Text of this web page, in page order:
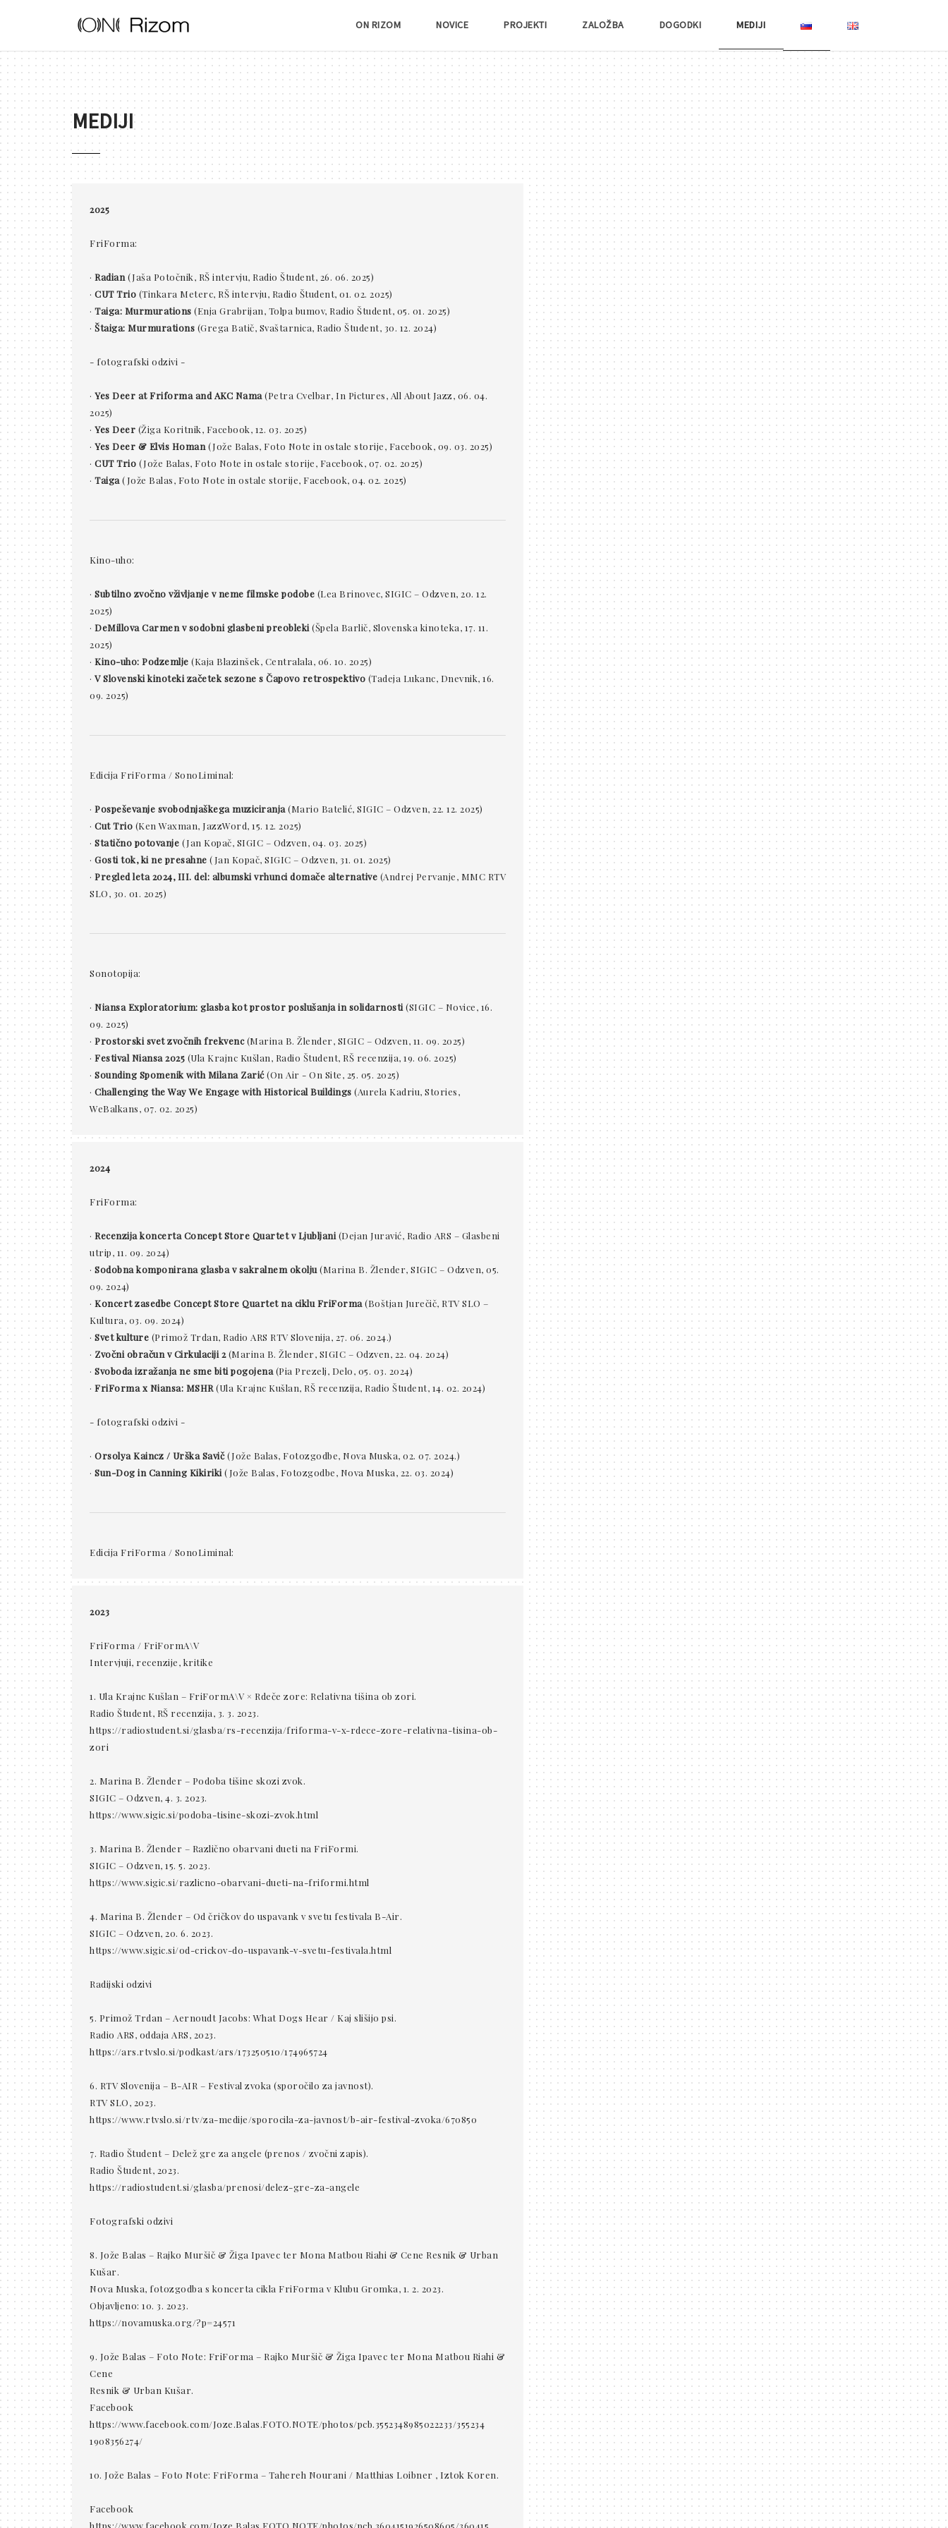
ON RIZOM NOVICE PROJEKTI ZALOŽBA DOGODKI MEDIJI
MEDIJI
2025
FriForma:
· Radian (Jaša Potočnik, RŠ intervju, Radio Študent, 26. 06. 2025)
· CUT Trio (Tinkara Meterc, RŠ intervju, Radio Študent, 01. 02. 2025)
· Taiga: Murmurations (Enja Grabrijan, Tolpa bumov, Radio Študent, 05. 01. 2025)
· Štaiga: Murmurations (Grega Batič, Svaštarnica, Radio Študent, 30. 12. 2024)
- fotografski odzivi -
· Yes Deer at Friforma and AKC Nama(Petra Cvelbar, In Pictures, All About Jazz, 06. 04.
2025)
· Yes Deer (Žiga Koritnik, Facebook, 12. 03. 2025)
· Yes Deer & Elvis Homan (Jože Balas, Foto Note in ostale storije, Facebook, 09. 03. 2025)
· CUT Trio (Jože Balas, Foto Note in ostale storije, Facebook, 07. 02. 2025)
· Taiga(Jože Balas, Foto Note in ostale storije, Facebook, 04. 02. 2025)
Kino-uho:
· Subtilno zvočno vživljanje v neme filmske podobe (Lea Brinovec, SIGIC – Odzven, 20. 12.
2025)
· DeMillova Carmen v sodobni glasbeni preobleki (Špela Barlič, Slovenska kinoteka, 17. 11.
2025)
· Kino-uho: Podzemlje (Kaja Blazinšek, Centralala, 06. 10. 2025)
· V Slovenski kinoteki začetek sezone s Čapovo retrospektivo (Tadeja Lukanc, Dnevnik, 16.
09. 2025)
Edicija FriForma / SonoLiminal:
· Pospeševanje svobodnjaškega muziciranja(Mario Batelić, SIGIC – Odzven, 22. 12. 2025)
· Cut Trio (Ken Waxman, JazzWord, 15. 12. 2025)
· Statično potovanje (Jan Kopač, SIGIC – Odzven, 04. 03. 2025)
· Gosti tok, ki ne presahne (Jan Kopač, SIGIC – Odzven, 31. 01. 2025)
· Pregled leta 2024, III. del: albumski vrhunci domače alternative (Andrej Pervanje, MMC RTV
SLO, 30. 01. 2025)
Sonotopija:
· Niansa Exploratorium: glasba kot prostor poslušanja in solidarnosti (SIGIC – Novice, 16.
09. 2025)
· Prostorski svet zvočnih frekvenc(Marina B. Žlender, SIGIC – Odzven, 11. 09. 2025)
· Festival Niansa 2025 (Ula Krajnc Kušlan, Radio Študent, RŠ recenzija, 19. 06. 2025)
· Sounding Spomenik with Milana Zarić(On Air - On Site, 25. 05. 2025)
· Challenging the Way We Engage with Historical Buildings (Aurela Kadriu, Stories,
WeBalkans, 07. 02. 2025)
2024
FriForma:
· Recenzija koncerta Concept Store Quartet v Ljubljani (Dejan Juravić, Radio ARS – Glasbeni
utrip, 11. 09. 2024)
· Sodobna komponirana glasba v sakralnem okolju (Marina B. Žlender, SIGIC – Odzven, 05.
09. 2024)
· Koncert zasedbe Concept Store Quartet na ciklu FriForma(Boštjan Jurečič, RTV SLO –
Kultura, 03. 09. 2024)
· Svet kulture (Primož Trdan, Radio ARS RTV Slovenija, 27. 06. 2024.)
· Zvočni obračun v Cirkulaciji 2(Marina B. Žlender, SIGIC – Odzven, 22. 04. 2024)
· Svoboda izražanja ne sme biti pogojena(Pia Prezelj, Delo, 05. 03. 2024)
· FriForma x Niansa: MSHR(Ula Krajnc Kušlan, RŠ recenzija, Radio Študent, 14. 02. 2024)
- fotografski odzivi -
· Orsolya Kaincz / Urška Savič(Jože Balas, Fotozgodbe, Nova Muska, 02. 07. 2024.)
· Sun-Dog in Canning Kikiriki (Jože Balas, Fotozgodbe, Nova Muska, 22. 03. 2024)
Edicija FriForma / SonoLiminal:
2023
FriForma / FriFormA\V
Intervjuji, recenzije, kritike
1. Ula Krajnc Kušlan – FriFormA\V × Rdeče zore: Relativna tišina ob zori.
Radio Študent, RŠ recenzija, 3. 3. 2023.
https://radiostudent.si/glasba/rs-recenzija/friforma-v-x-rdece-zore-relativna-tisina-ob-
zori
2. Marina B. Žlender – Podoba tišine skozi zvok.
SIGIC – Odzven, 4. 3. 2023.
https://www.sigic.si/podoba-tisine-skozi-zvok.html
3. Marina B. Žlender – Različno obarvani dueti na FriFormi.
SIGIC – Odzven, 15. 5. 2023.
https://www.sigic.si/razlicno-obarvani-dueti-na-friformi.html
4. Marina B. Žlender – Od čričkov do uspavank v svetu festivala B-Air.
SIGIC – Odzven, 20. 6. 2023.
https://www.sigic.si/od-crickov-do-uspavank-v-svetu-festivala.html
Radijski odzivi
5. Primož Trdan – Aernoudt Jacobs: What Dogs Hear / Kaj slišijo psi.
Radio ARS, oddaja ARS, 2023.
https://ars.rtvslo.si/podkast/ars/173250510/174965724
6. RTV Slovenija – B-AIR – Festival zvoka (sporočilo za javnost).
RTV SLO, 2023.
https://www.rtvslo.si/rtv/za-medije/sporocila-za-javnost/b-air-festival-zvoka/670850
7. Radio Študent – Delež gre za angele (prenos / zvočni zapis).
Radio Študent, 2023.
https://radiostudent.si/glasba/prenosi/delez-gre-za-angele
Fotografski odzivi
8. Jože Balas – Rajko Muršič & Žiga Ipavec ter Mona Matbou Riahi & Cene Resnik & Urban
Kušar.
Nova Muska, fotozgodba s koncerta cikla FriForma v Klubu Gromka, 1. 2. 2023.
Objavljeno: 10. 3. 2023.
https://novamuska.org/?p=24571
9. Jože Balas – Foto Note: FriForma – Rajko Muršič & Žiga Ipavec ter Mona Matbou Riahi &
Cene
Resnik & Urban Kušar.
Facebook
https://www.facebook.com/Joze.Balas.FOTO.NOTE/photos/pcb.3552348985022233/355234
1908356274/
10. Jože Balas – Foto Note: FriForma – Tahereh Nourani / Matthias Loibner , Iztok Koren.
Facebook
https://www.facebook.com/Joze.Balas.FOTO.NOTE/photos/pcb.3604151926508605/360415